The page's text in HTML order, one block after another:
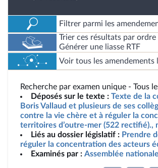
Filtrer parmi les
Trier ces résultats par ordre
Générer une liasse RTF
Voir tous les amendements
Recherche par examen unique - Tous
Déposés sur le texte : Texte de la
Boris Vallaud et plusieurs de ses
contre la vie chère et à réguler la
territoires d’outre-mer (522 rectifié).,
Liés au dossier législatif : Prendre
réguler la concentration des acteurs
Examinés par : Assemblée